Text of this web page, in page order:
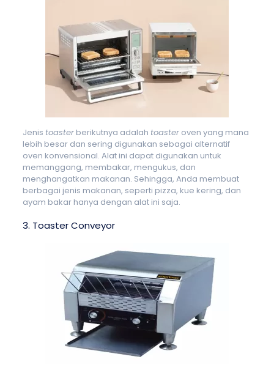
Jenis toasterberikutnya adalah toasteroven yang mana
lebih besar dan sering digunakan sebagai alternatif
oven konvensional. Alat ini dapat digunakan untuk
memanggang, membakar, mengukus, dan
menghangatkan makanan. Sehingga, Anda membuat
berbagai jenis makanan, seperti pizza, kue kering, dan
ayam bakar hanya dengan alat ini saja.
3. Toaster Conveyor